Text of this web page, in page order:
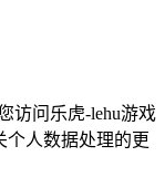
访问乐虎-lehu游戏
个人数据处理的更